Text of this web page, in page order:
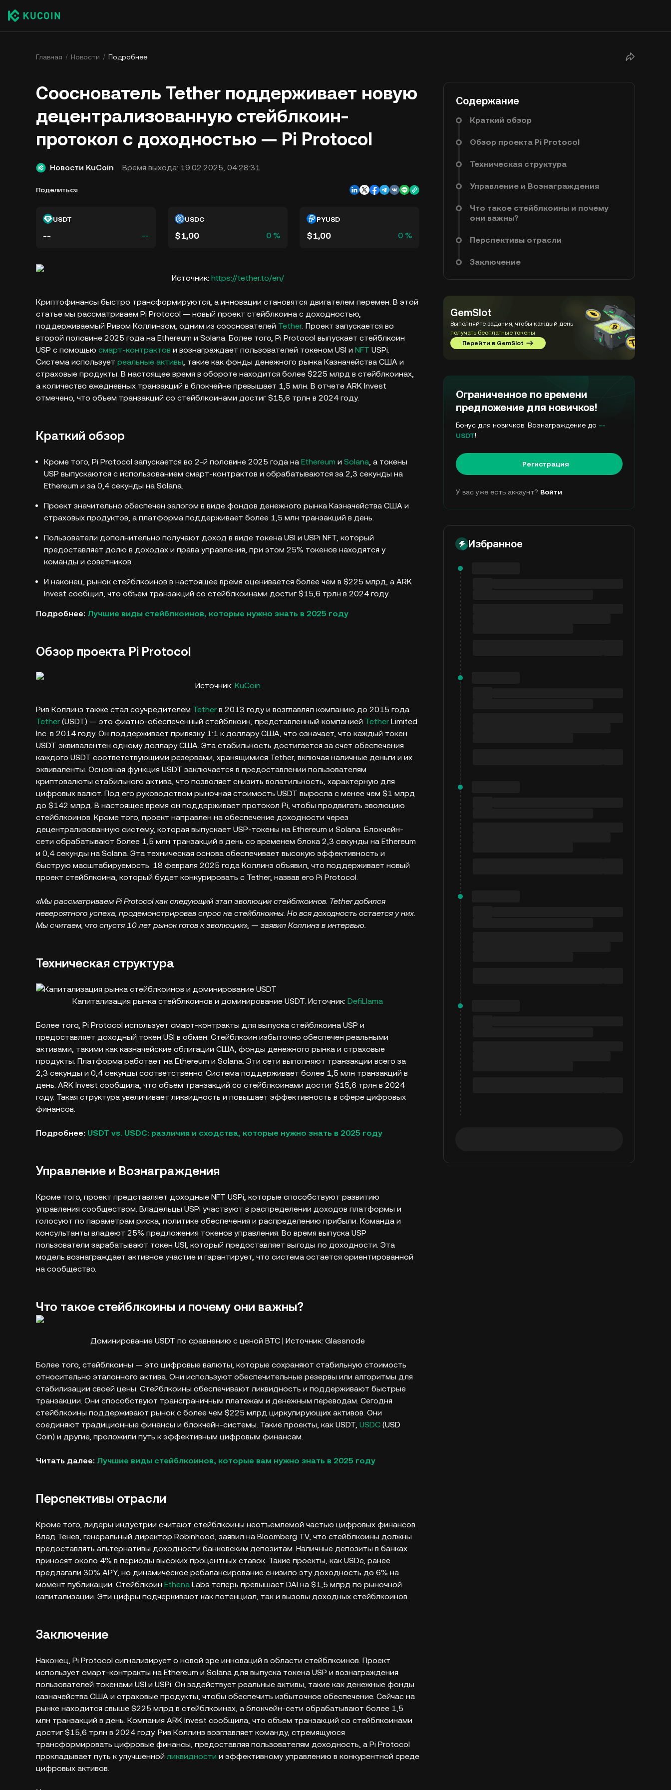
Главная Новости Подробнее
Сооснователь Tether поддерживает новую
децентрализованную стейблкоин-
протокол с доходностью — Pi Protocol
Новости KuCoin Время выхода: 19.02.2025, 04:28:31
Поделиться
USDT
-- --
USDC
$1,00 0 %
PYUSD
$1,00 0 %
Источник: https://tether.to/en/
Криптофинансы быстро трансформируются, а инновации становятся двигателем перемен. В этой
статье мы рассматриваем Pi Protocol — новый проект стейблкоина с доходностью,
поддерживаемый Ривом Коллинзом, одним из сооснователей Tether. Проект запускается во
второй половине 2025 года на Ethereum и Solana. Более того, Pi Protocol выпускает стейблкоин
USP с помощью смарт-контрактов и вознаграждает пользователей токеном USI и NFT USPi.
Система использует реальные активы, такие как фонды денежного рынка Казначейства США и
страховые продукты. В настоящее время в обороте находится более $225 млрд в стейблкоинах,
а количество ежедневных транзакций в блокчейне превышает 1,5 млн. В отчете ARK Invest
отмечено, что объем транзакций со стейблкоинами достиг $15,6 трлн в 2024 году.
Краткий обзор
Кроме того, Pi Protocol запускается во 2-й половине 2025 года на Ethereum и Solana, а токены
USP выпускаются с использованием смарт-контрактов и обрабатываются за 2,3 секунды на
Ethereum и за 0,4 секунды на Solana.
Проект значительно обеспечен залогом в виде фондов денежного рынка Казначейства США и
страховых продуктов, а платформа поддерживает более 1,5 млн транзакций в день.
Пользователи дополнительно получают доход в виде токена USI и USPi NFT, который
предоставляет долю в доходах и права управления, при этом 25% токенов находятся у
команды и советников.
И наконец, рынок стейблкоинов в настоящее время оценивается более чем в $225 млрд, а ARK
Invest сообщил, что объем транзакций со стейблкоинами достиг $15,6 трлн в 2024 году.
Подробнее: Лучшие виды стейблкоинов, которые нужно знать в 2025 году
Обзор проекта Pi Protocol
Источник: KuCoin
Рив Коллинз также стал соучредителем Tether в 2013 году и возглавлял компанию до 2015 года.
Tether (USDT) — это фиатно-обеспеченный стейблкоин, представленный компанией Tether Limited
Inc. в 2014 году. Он поддерживает привязку 1:1 к доллару США, что означает, что каждый токен
USDT эквивалентен одному доллару США. Эта стабильность достигается за счет обеспечения
каждого USDT соответствующими резервами, хранящимися Tether, включая наличные деньги и их
эквиваленты. Основная функция USDT заключается в предоставлении пользователям
криптовалюты стабильного актива, что позволяет снизить волатильность, характерную для
цифровых валют. Под его руководством рыночная стоимость USDT выросла с менее чем $1 млрд
до $142 млрд. В настоящее время он поддерживает протокол Pi, чтобы продвигать эволюцию
стейблкоинов. Кроме того, проект направлен на обеспечение доходности через
децентрализованную систему, которая выпускает USP-токены на Ethereum и Solana. Блокчейн-
сети обрабатывают более 1,5 млн транзакций в день со временем блока 2,3 секунды на Ethereum
и 0,4 секунды на Solana. Эта техническая основа обеспечивает высокую эффективность и
быструю масштабируемость. 18 февраля 2025 года Коллинз объявил, что поддерживает новый
проект стейблкоина, который будет конкурировать с Tether, назвав его Pi Protocol.
«Мы рассматриваем Pi Protocol как следующий этап эволюции стейблкоинов. Tether добился
невероятного успеха, продемонстрировав спрос на стейблкоины. Но вся доходность остается у них.
Мы считаем, что спустя 10 лет рынок готов к эволюции», — заявил Коллинз в интервью.
Техническая структура
Капитализация рынка стейблкоинов и доминирование USDT. Источник: DefiLlama
Более того, Pi Protocol использует смарт-контракты для выпуска стейблкоина USP и
предоставляет доходный токен USI в обмен. Стейблкоин избыточно обеспечен реальными
активами, такими как казначейские облигации США, фонды денежного рынка и страховые
продукты. Платформа работает на Ethereum и Solana. Эти сети выполняют транзакции всего за
2,3 секунды и 0,4 секунды соответственно. Система поддерживает более 1,5 млн транзакций в
день. ARK Invest сообщила, что объем транзакций со стейблкоинами достиг $15,6 трлн в 2024
году. Такая структура увеличивает ликвидность и повышает эффективность в сфере цифровых
финансов.
Подробнее: USDT vs. USDC: различия и сходства, которые нужно знать в 2025 году
Управление и Вознаграждения
Кроме того, проект представляет доходные NFT USPi, которые способствуют развитию
управления сообществом. Владельцы USPi участвуют в распределении доходов платформы и
голосуют по параметрам риска, политике обеспечения и распределению прибыли. Команда и
консультанты владеют 25% предложения токенов управления. Во время выпуска USP
пользователи зарабатывают токен USI, который предоставляет выгоды по доходности. Эта
модель вознаграждает активное участие и гарантирует, что система остается ориентированной
на сообщество.
Что такое стейблкоины и почему они важны?
Доминирование USDT по сравнению с ценой BTC | Источник: Glassnode
Более того, стейблкоины — это цифровые валюты, которые сохраняют стабильную стоимость
относительно эталонного актива. Они используют обеспечительные резервы или алгоритмы для
стабилизации своей цены. Стейблкоины обеспечивают ликвидность и поддерживают быстрые
транзакции. Они способствуют трансграничным платежам и денежным переводам. Сегодня
стейблкоины поддерживают рынок с более чем $225 млрд циркулирующих активов. Они
соединяют традиционные финансы и блокчейн-системы. Такие проекты, как USDT, USDC (USD
Coin) и другие, проложили путь к эффективным цифровым финансам.
Читать далее: Лучшие виды стейблкоинов, которые вам нужно знать в 2025 году
Перспективы отрасли
Кроме того, лидеры индустрии считают стейблкоины неотъемлемой частью цифровых финансов.
Влад Тенев, генеральный директор Robinhood, заявил на Bloomberg TV, что стейблкоины должны
предоставлять альтернативы доходности банковским депозитам. Наличные депозиты в банках
приносят около 4% в периоды высоких процентных ставок. Такие проекты, как USDe, ранее
предлагали 30% APY, но динамическое ребалансирование снизило эту доходность до 6% на
момент публикации. Стейблкоин Ethena Labs теперь превышает DAI на $1,5 млрд по рыночной
капитализации. Эти цифры подчеркивают как потенциал, так и вызовы доходных стейблкоинов.
Заключение
Наконец, Pi Protocol сигнализирует о новой эре инноваций в области стейблкоинов. Проект
использует смарт-контракты на Ethereum и Solana для выпуска токена USP и вознаграждения
пользователей токенами USI и USPi. Он задействует реальные активы, такие как денежные фонды
казначейства США и страховые продукты, чтобы обеспечить избыточное обеспечение. Сейчас на
рынке находится свыше $225 млрд в стейблкоинах, а блокчейн-сети обрабатывают более 1,5
млн транзакций в день. Компания ARK Invest сообщила, что объем транзакций со стейблкоинами
достиг $15,6 трлн в 2024 году. Рив Коллинз возглавляет команду, стремящуюся
трансформировать цифровые финансы, предоставляя пользователям доходность, а Pi Protocol
прокладывает путь к улучшенной ликвидности и эффективному управлению в конкурентной среде
цифровых активов.
Содержание
Краткий обзор
Обзор проекта Pi Protocol
Техническая структура
Управление и Вознаграждения
Что такое стейблкоины и почему
они важны?
Перспективы отрасли
Заключение
GemSlot
Выполняйте задания, чтобы каждый день
получать бесплатные токены
Перейти в GemSlot
Ограниченное по времени
предложение для новичков!
Бонус для новичков: Вознаграждение до --
USDT!
Регистрация
У вас уже есть аккаунт? Войти
Избранное